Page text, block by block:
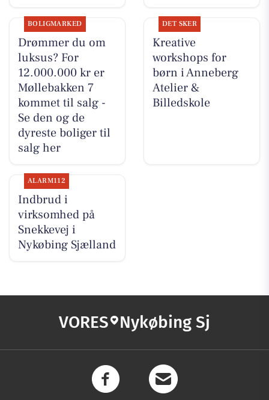
BOLIGMARKED
Drømmer du om
luksus? For
12.000.000 kr er
Møllebakken 7
kommet til salg -
Se den og de
dyreste boliger til
salg her
DET SKER
Kreative
workshops for
børn i Anneberg
Atelier &
Billedskole
ALARM112
Indbrud i
virksomhed på
Snekkevej i
Nykøbing Sjælland
VORES Nykøbing Sj